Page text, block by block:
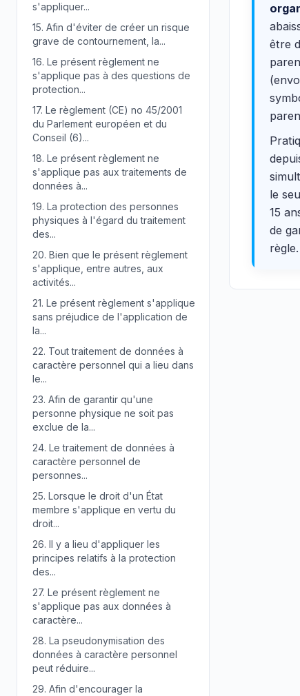
s'appliquer...
15. Afin d'éviter de créer un risque
grave de contournement, la...
16. Le présent règlement ne
s'applique pas à des questions de
protection...
17. Le règlement (CE) no 45/2001
du Parlement européen et du
Conseil (6)...
18. Le présent règlement ne
s'applique pas aux traitements de
données à...
19. La protection des personnes
physiques à l'égard du traitement
des...
20. Bien que le présent règlement
s'applique, entre autres, aux
activités...
21. Le présent règlement s'applique
sans préjudice de l'application de
la...
22. Tout traitement de données à
caractère personnel qui a lieu dans
le...
23. Afin de garantir qu'une
personne physique ne soit pas
exclue de la...
24. Le traitement de données à
caractère personnel de
personnes...
25. Lorsque le droit d'un État
membre s'applique en vertu du
droit...
26. Il y a lieu d'appliquer les
principes relatifs à la protection
des...
27. Le présent règlement ne
s'applique pas aux données à
caractère...
28. La pseudonymisation des
données à caractère personnel
peut réduire...
29. Afin d'encourager la
être
le
15
de
règle.